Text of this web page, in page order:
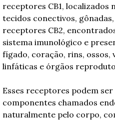
receptores CB1, localizados
tecidos conectivos,
receptores CB2,
sistema imunológico e
fígado, coração, rins, ossos,
linfáticas e órgãos
Esses receptores podem
componentes chamados
naturalmente pelo corpo,